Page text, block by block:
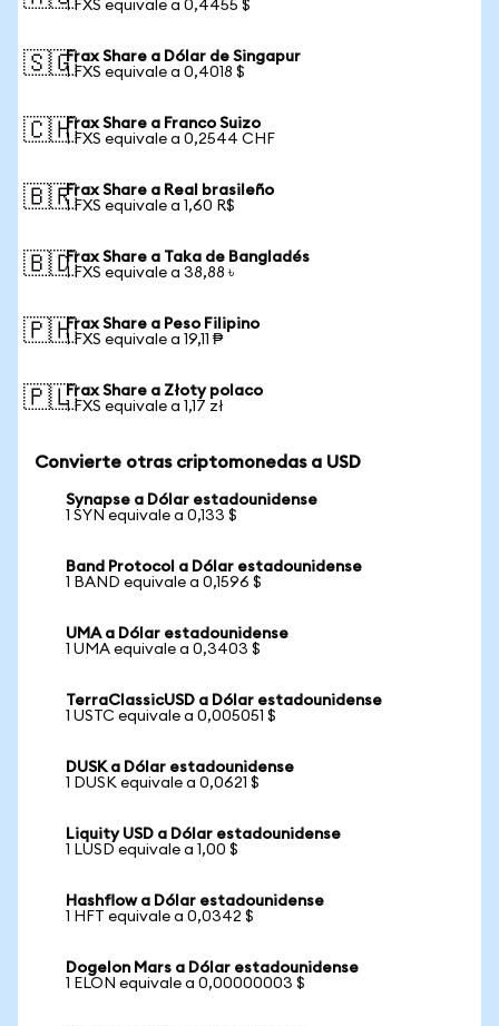
1 FXS equivale a 0,4455 $
🇸🇬Frax Share a Dólar de Singapur
1 FXS equivale a 0,4018 $
🇨🇭Frax Share a Franco Suizo
1 FXS equivale a 0,2544 CHF
🇧🇷Frax Share a Real brasileño
1 FXS equivale a 1,60 R$
🇧🇩Frax Share a Taka de Bangladés
1 FXS equivale a 38,88 ৳
🇵🇭Frax Share a Peso Filipino
1 FXS equivale a 19,11 ₱
🇵🇱Frax Share a Złoty polaco
1 FXS equivale a 1,17 zł
Convierte otras criptomonedas a USD
Synapse a Dólar estadounidense
1 SYN equivale a 0,133 $
Band Protocol a Dólar estadounidense
1 BAND equivale a 0,1596 $
UMA a Dólar estadounidense
1 UMA equivale a 0,3403 $
TerraClassicUSD a Dólar estadounidense
1 USTC equivale a 0,005051 $
DUSK a Dólar estadounidense
1 DUSK equivale a 0,0621 $
Liquity USD a Dólar estadounidense
1 LUSD equivale a 1,00 $
Hashflow a Dólar estadounidense
1 HFT equivale a 0,0342 $
Dogelon Mars a Dólar estadounidense
1 ELON equivale a 0,00000003 $